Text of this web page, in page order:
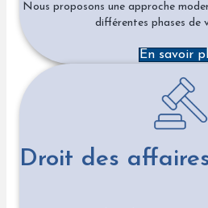
Nous proposons une approche
différentes phases de
En savoir
Droit des